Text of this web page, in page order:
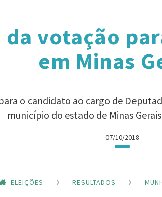
votação
em Minas
o candidato ao cargo de
município do estado de Minas
07/10/2018
ELEIÇÕES RESULTADOS